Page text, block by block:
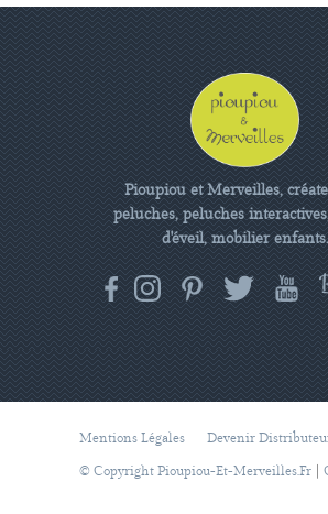
Pioupiou et Merveilles,
peluches, peluches
d'éveil, mobilier enfants.
Mentions Légales Devenir
© Copyright Pioupiou-Et-Merveilles.fr